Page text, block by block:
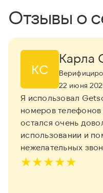
Отзывы о
КС
Карла
22 июня
Я использовал
номеров
остался очень
использовании и
нежелательных
★★★★★